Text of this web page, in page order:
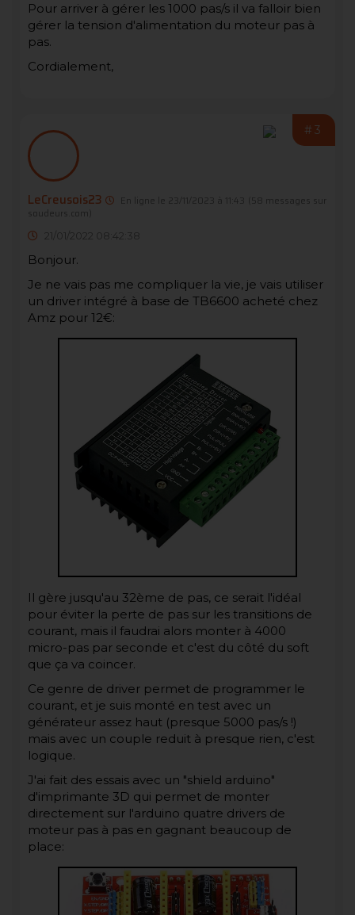
Pour arriver à gérer les 1000 pas/s il va falloir bien
gérer la tension d'alimentation du moteur pas à
pas.
Cordialement,
#3
LeCreusois23 En ligne le 23/11/2023 à 11:43
(58 messages sur
soudeurs.com)
21/01/2022 08:42:38
Bonjour.
Je ne vais pas me compliquer la vie, je vais utiliser
un driver intégré à base de TB6600 acheté chez
Amz pour 12€:
Il gère jusqu'au 32ème de pas, ce serait l'idéal
pour éviter la perte de pas sur les transitions de
courant, mais il faudrai alors monter à 4000
micro-pas par seconde et c'est du côté du soft
que ça va coincer.
Ce genre de driver permet de programmer le
courant, et je suis monté en test avec un
générateur assez haut (presque 5000 pas/s !)
mais avec un couple reduit à presque rien, c'est
logique.
J'ai fait des essais avec un "shield arduino"
d'imprimante 3D qui permet de monter
directement sur l'arduino quatre drivers de
moteur pas à pas en gagnant beaucoup de
place: